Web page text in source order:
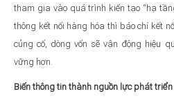
tham gia vào quá trình kiến tạo “hạ
thông kết nối hàng hóa thì báo chí kết
củng cố, dòng vốn sẽ vận động hiệu
vững hơn.
Biến thông tin thành nguồn lực phát triển